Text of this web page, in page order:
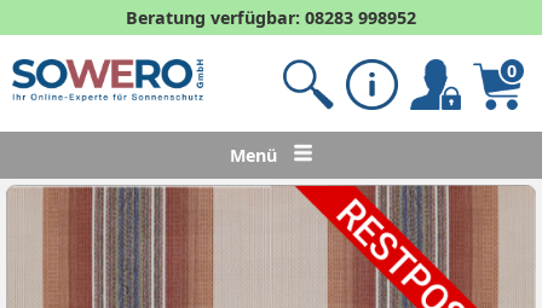
Beratung verfügbar: 08283 998952
0
Menü